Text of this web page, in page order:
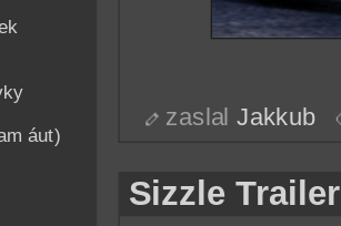
áut)
zaslalJakkub
Sizzle Trailer